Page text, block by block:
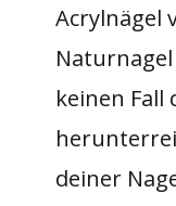
Acrylnägel
keinen Fall
deiner